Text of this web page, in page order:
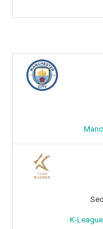
K-